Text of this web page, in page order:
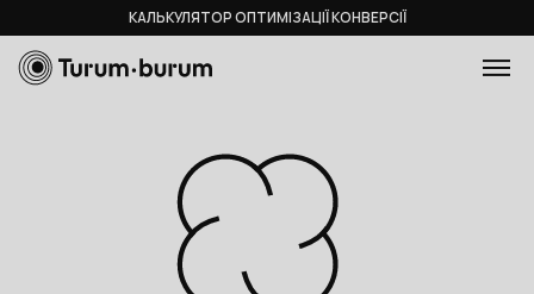
КАЛЬКУЛЯТОР ОПТИМІЗАЦІЇ КОНВЕРСІЇ